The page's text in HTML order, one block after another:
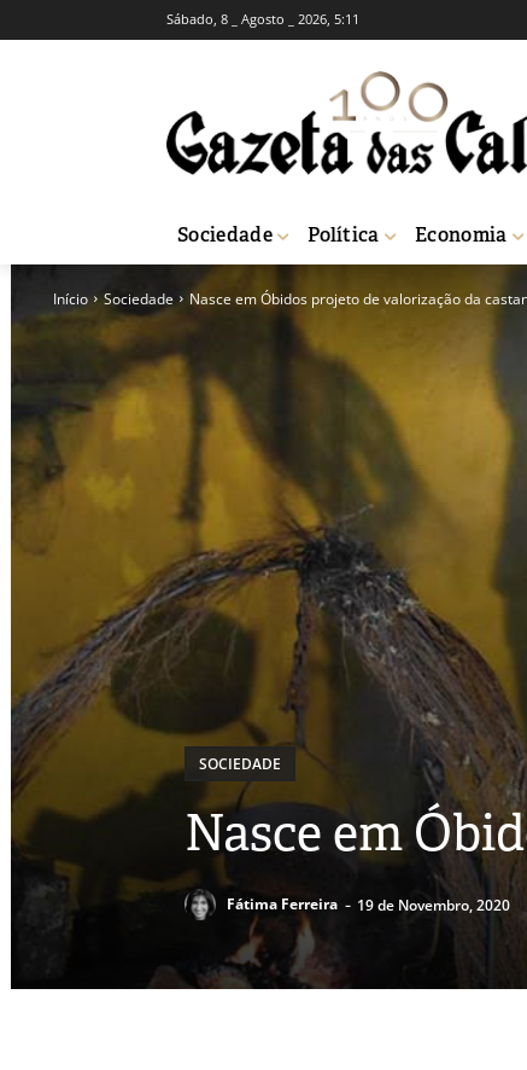
Sábado, 8 _ Agosto _ 2026, 5:11
Sociedade Política Economia
Início Sociedade Nasce em Óbidos projeto de valorização da
SOCIEDADE
Nasce em
Fátima Ferreira - 19 de Novembro, 2020